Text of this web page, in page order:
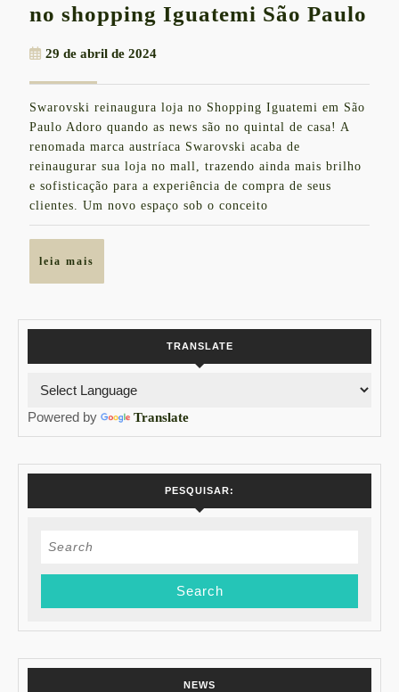
no shopping Iguatemi São Paulo
no
29 de abril de 202429
de
2024
Swarovski reinaugura loja no Shopping Iguatemi em São
Paulo Adoro quando as news são no quintal de casa! A
renomada marca austríaca Swarovski acaba de
reinaugurar sua loja no mall, trazendo ainda mais brilho
e sofisticação para a experiência de compra de seus
clientes. Um novo espaço sob o conceito
leia mais
TRANSLATE
Powered by Translate
PESQUISAR:
Search
NEWS